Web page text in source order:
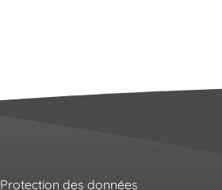
Protection des données